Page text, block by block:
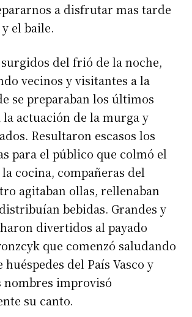
a disfrutar mas tarde
el baile.
surgidos del frió de la noche,
vecinos y visitantes a la
se preparaban los últimos
la actuación de la murga y
Resultaron escasos los
para el público que colmó el
la cocina, compañeras del
agitaban ollas, rellenaban
bebidas. Grandes y
divertidos al payado
que comenzó saludando
huéspedes del País Vasco y
nombres improvisó
su canto.